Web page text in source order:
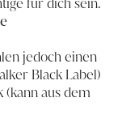
jedoch einen
Black Label)
aus dem